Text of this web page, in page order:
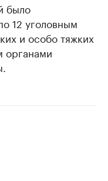
было
12 уголовным
и особо тяжких
органами